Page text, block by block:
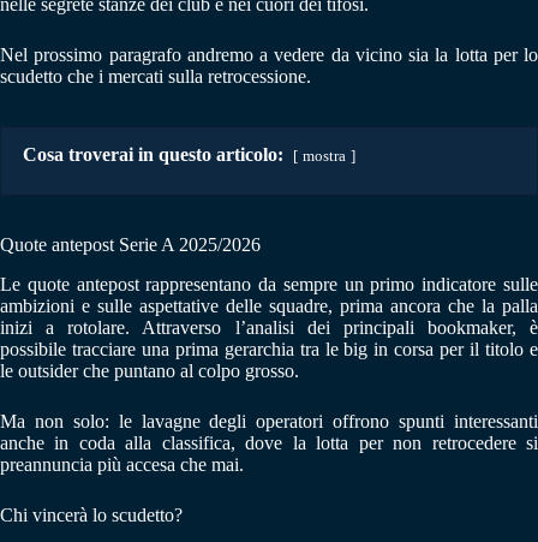
nelle segrete stanze dei club e nei cuori dei tifosi.
Nel prossimo paragrafo andremo a vedere da vicino sia la lotta per lo
scudetto che i mercati sulla retrocessione.
Cosa troverai in questo articolo: mostra
Quote antepost Serie A 2025/2026
Le quote antepost rappresentano da sempre un primo indicatore sulle
ambizioni e sulle aspettative delle squadre, prima ancora che la palla
inizi a rotolare. Attraverso l’analisi dei principali bookmaker, è
possibile tracciare una prima gerarchia tra le big in corsa per il titolo e
le outsider che puntano al colpo grosso.
Ma non solo: le lavagne degli operatori offrono spunti interessanti
anche in coda alla classifica, dove la lotta per non retrocedere si
preannuncia più accesa che mai.
Chi vincerà lo scudetto?